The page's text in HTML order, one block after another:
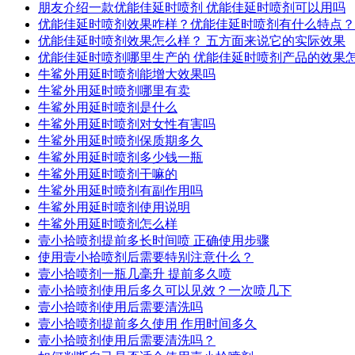
朋友介绍一款优能佳延时喷剂 优能佳延时喷剂可以用吗
优能佳延时喷剂效果咋样？优能佳延时喷剂有什么特点？
优能佳延时喷剂效果怎么样？ 五方面来说它的实际效果
优能佳延时喷剂哪里生产的 优能佳延时喷剂产品的效果
牛鲨外用延时喷剂能增大效果吗
牛鲨外用延时喷剂哪里有卖
牛鲨外用延时喷剂是什么
牛鲨外用延时喷剂对女性有害吗
牛鲨外用延时喷剂保质期多久
牛鲨外用延时喷剂多少钱一瓶
牛鲨外用延时喷剂干嘛的
牛鲨外用延时喷剂有副作用吗
牛鲨外用延时喷剂使用说明
牛鲨外用延时喷剂怎么样
壹小拾喷剂提前多长时间喷 正确使用步骤
使用壹小拾喷剂后需要特别注意什么？
壹小拾喷剂一瓶几毫升 提前多久喷
壹小拾喷剂使用后多久可以见效？一次喷几下
壹小拾喷剂使用后需要清洗吗
壹小拾喷剂提前多久使用 作用时间多久
壹小拾喷剂使用后需要清洗吗？